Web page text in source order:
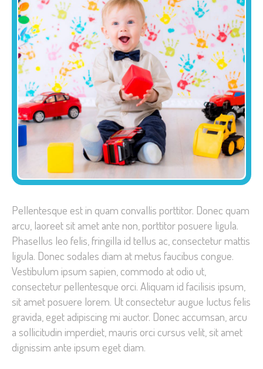
Pellentesque est in quam convallis porttitor. Donec quam
arcu, laoreet sit amet ante non, porttitor posuere ligula.
Phasellus leo felis, fringilla id tellus ac, consectetur mattis
ligula. Donec sodales diam at metus faucibus congue.
Vestibulum ipsum sapien, commodo at odio ut,
consectetur pellentesque orci. Aliquam id facilisis ipsum,
sit amet posuere lorem. Ut consectetur augue luctus felis
gravida, eget adipiscing mi auctor. Donec accumsan, arcu
a sollicitudin imperdiet, mauris orci cursus velit, sit amet
dignissim ante ipsum eget diam.